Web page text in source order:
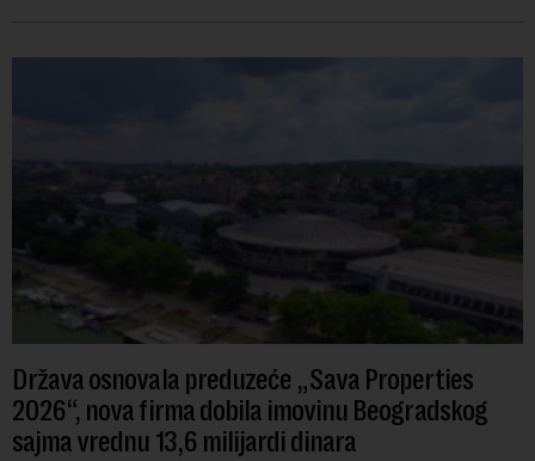
Država osnovala preduzeće „Sava Properties
2026“, nova firma dobila imovinu Beogradskog
sajma vrednu 13,6 milijardi dinara